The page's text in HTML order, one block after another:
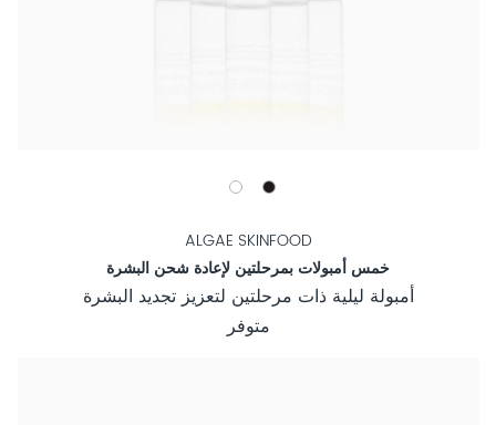
ALGAE SKINFOOD
خمس أمبولات بمرحلتين لإعادة شحن البشرة
أمبولة ليلية ذات مرحلتين لتعزيز تجديد البشرة
متوفر